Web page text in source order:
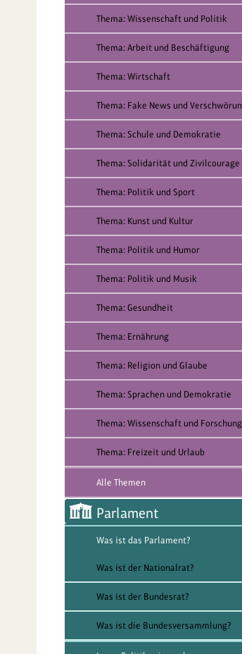
Thema: Wissenschaft und Politik
Thema: Arbeit und Beschäftigung
Thema: Wirtschaft
Thema: Fake News und
Thema: Schule und Demokratie
Thema: Solidarität und Zivilcourage
Thema: Politik und Sport
Thema: Kunst und Kultur
Thema: Politik und Humor
Thema: Politik und Musik
Thema: Gesundheit
Thema: Ernährung
Thema: Religion und Glaube
Thema: Sprachen und Demokratie
Thema: Wissenschaft und Forschung
Thema: Freizeit und Urlaub
Alle Themen
Parlament
Was ist das Parlament?
Was ist der Nationalrat?
Was ist der Bundesrat?
Was ist die Bundesversammlung?